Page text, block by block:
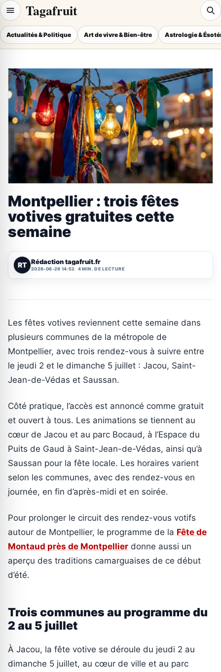
Tagafruit
Actualités & Politique Art de vivre & Bien-être Astrologie &
Montpellier : trois fêtes
votives gratuites cette
semaine
RT Rédaction tagafruit.fr
2026-06-29 14:52 4 MIN. DE LECTURE
Les fêtes votives reviennent cette semaine dans
plusieurs communes de la métropole de
Montpellier, avec trois rendez-vous à suivre entre
le jeudi 2 et le dimanche 5 juillet : Jacou, Saint-
Jean-de-Védas et Saussan.
Côté pratique, l’accès est annoncé comme gratuit
et ouvert à tous. Les animations se tiennent au
cœur de Jacou et au parc Bocaud, à l’Espace du
Puits de Gaud à Saint-Jean-de-Védas, ainsi qu’à
Saussan pour la fête locale. Les horaires varient
selon les communes, avec des rendez-vous en
journée, en fin d’après-midi et en soirée.
Pour prolonger le circuit des rendez-vous votifs
autour de Montpellier, le programme de la Fête de
Montaud près de Montpellier donne aussi un
aperçu des traditions camarguaises de ce début
d’été.
Trois communes au programme du
2 au 5 juillet
À Jacou, la fête votive se déroule du jeudi 2 au
dimanche 5 juillet, au cœur de ville et au parc